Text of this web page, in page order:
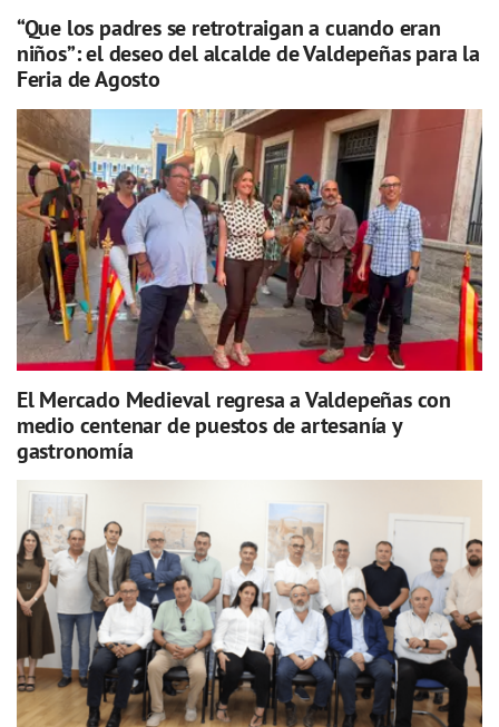
“Que los padres se retrotraigan a cuando eran
niños”: el deseo del alcalde de Valdepeñas para la
Feria de Agosto
El Mercado Medieval regresa a Valdepeñas con
medio centenar de puestos de artesanía y
gastronomía